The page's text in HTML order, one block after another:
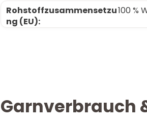
Rohstoffzusammensetzu
ng (EU):
100 %
Garnverbrauch